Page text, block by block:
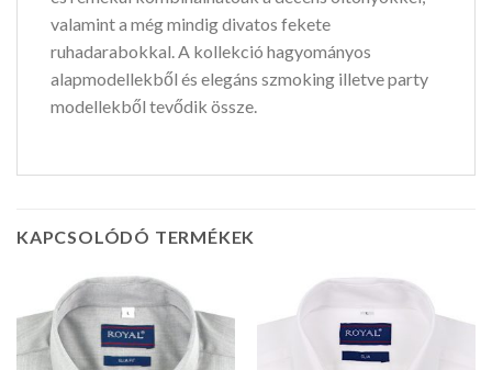
valamint a még mindig divatos fekete
ruhadarabokkal. A kollekció hagyományos
alapmodellekből és elegáns szmoking illetve party
modellekből tevődik össze.
KAPCSOLÓDÓ TERMÉKEK